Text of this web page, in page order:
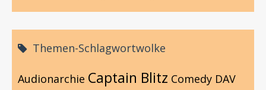
Themen-Schlagwortwolke
Audionarchie Captain Blitz Comedy DAV